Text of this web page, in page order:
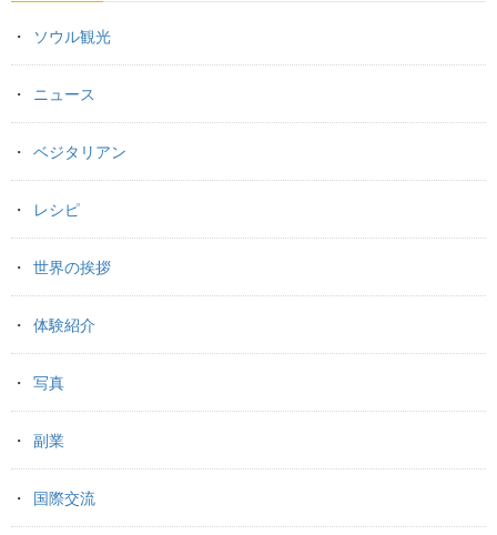
ソウル観光
ニュース
ベジタリアン
レシピ
世界の挨拶
体験紹介
写真
副業
国際交流